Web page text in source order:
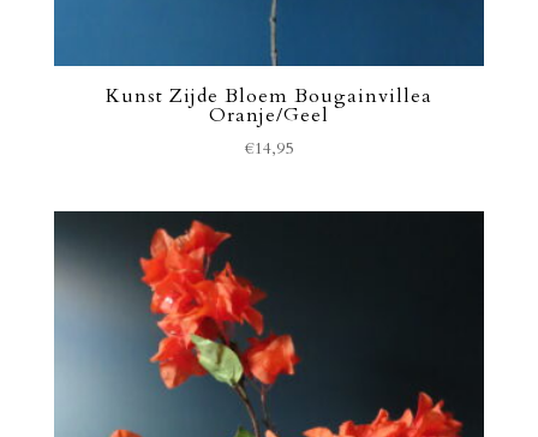
Kunst Zijde Bloem Bougainvillea
Oranje/Geel
€14,95